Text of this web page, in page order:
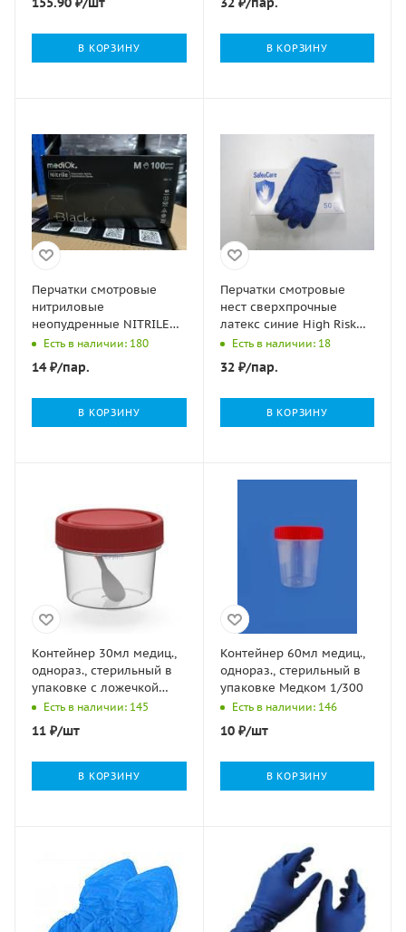
В КОРЗИНУ В КОРЗИНУ
Перчатки смотровые
нитриловые
неопудренные NITRILE
PLUS Carbon черные XL
50/500
Есть в наличии: 180
14₽/пар.
В КОРЗИНУ
Перчатки смотровые
нест сверхпрочные
латекс синие High Risk
Safe&Care DL 210 (1313)
М 26гр 25/250
Есть в наличии: 18
32₽/пар.
В КОРЗИНУ
Контейнер 30мл медиц.,
однораз., стерильный в
упаковке с ложечкой
Медком 1/400
Есть в наличии: 145
11 ₽/шт
В КОРЗИНУ
Контейнер 60мл медиц.,
однораз., стерильный в
упаковке Медком 1/300
Есть в наличии: 146
10₽/шт
В КОРЗИНУ